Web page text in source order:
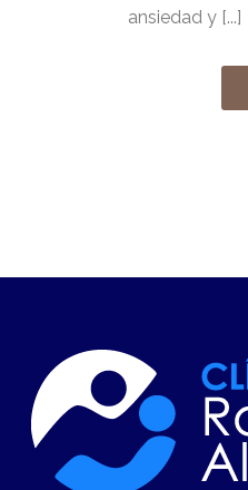
ansiedad y [...]